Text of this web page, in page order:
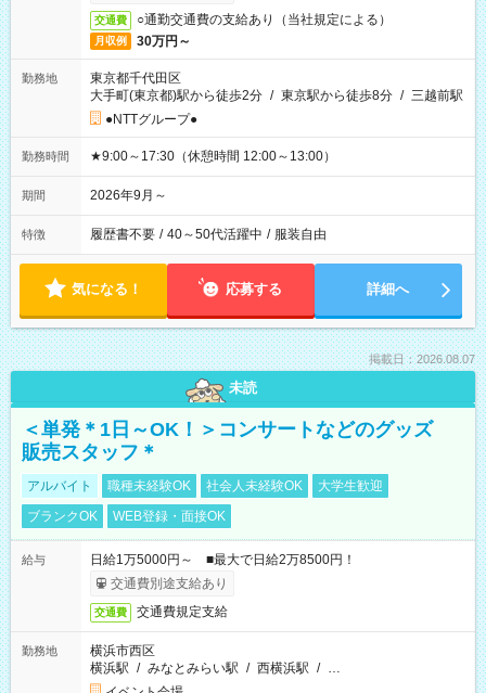
交通費 ○通勤交通費の支給あり（当社規定による）
月収例 30万円～
勤務地
東京都千代田区
大手町(東京都)駅から徒歩2分 / 東京駅から徒歩8分 / 三越前駅
●NTTグループ●
勤務時間 ★9:00～17:30（休憩時間 12:00～13:00）
期間 2026年9月～
特徴 履歴書不要 / 40～50代活躍中 / 服装自由
気になる！ 応募する 詳細へ
掲載日：2026.08.07
未読
＜単発＊1日～OK！＞コンサートなどのグッズ
販売スタッフ＊
アルバイト 職種未経験OK 社会人未経験OK
大学生歓迎
ブランクOK
WEB登録・面接OK
給与
日給1万5000円～ ■最大で日給2万8500円！
交通費別途支給あり
交通費 交通費規定支給
勤務地
横浜市西区
横浜駅 / みなとみらい駅 / 西横浜駅 / …